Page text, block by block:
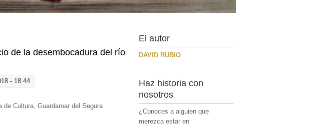
de la desembocadura del río
- 18:44
Cultura, Guardamar del Segura
El autor
DAVID RUBIO
Haz historia con
nosotros
¿Conoces a alguien que
merezca estar en